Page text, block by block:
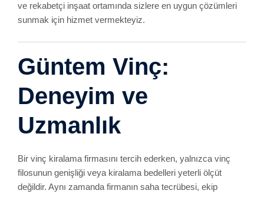
ve rekabetçi inşaat ortamında sizlere en uygun çözümleri
sunmak için hizmet vermekteyiz.
Güntem Vinç:
Deneyim ve
Uzmanlık
Bir vinç kiralama firmasını tercih ederken, yalnızca vinç
filosunun genişliği veya kiralama bedelleri yeterli ölçüt
değildir. Aynı zamanda firmanın saha tecrübesi, ekip